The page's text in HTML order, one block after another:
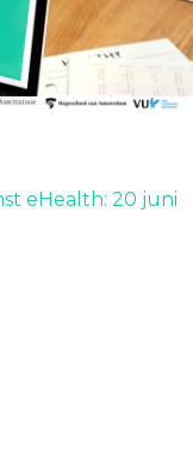
eHealth: 20 juni